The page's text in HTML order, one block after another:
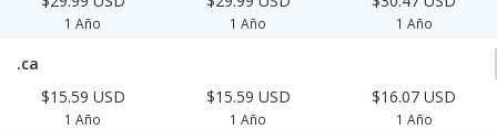
1 Año 1 Año 1 Año
.ca
$15.59 USD
1 Año
$15.59 USD
1 Año
$16.07 USD
1 Año